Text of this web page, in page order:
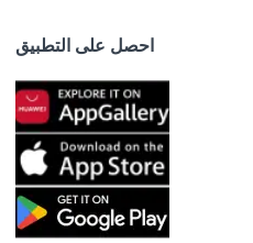
احصل على التطبيق